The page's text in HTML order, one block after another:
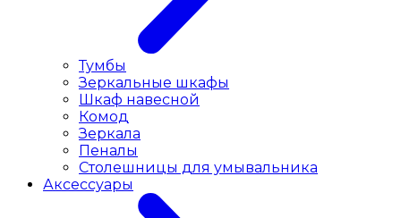
Тумбы
Зеркальные шкафы
Шкаф навесной
Комод
Зеркала
Пеналы
Столешницы для умывальника
Аксессуары